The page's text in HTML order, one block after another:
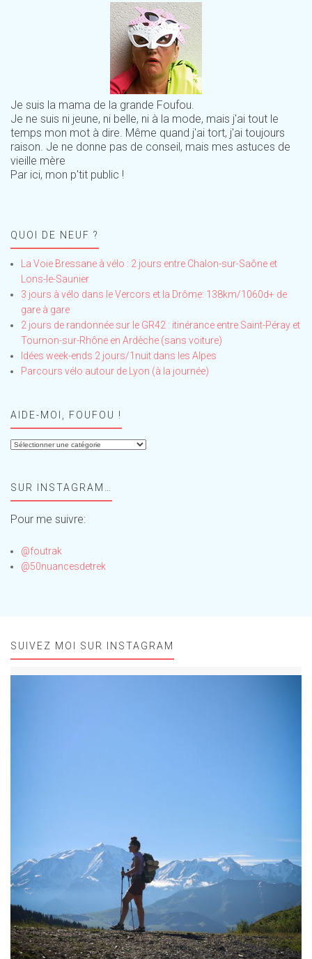
Je suis la mama de la grande Foufou.
Je ne suis ni jeune, ni belle, ni à la mode, mais j'ai tout le
temps mon mot à dire. Même quand j'ai tort, j'ai toujours
raison. Je ne donne pas de conseil, mais mes astuces de
vieille mère
Par ici, mon p'tit public !
QUOI DE NEUF ?
La Voie Bressane à vélo : 2 jours entre Chalon-sur-Saône et
Lons-le-Saunier
3 jours à vélo dans le Vercors et la Drôme: 138km/1060d+ de
gare à gare
2 jours de randonnée sur le GR42 : itinérance entre Saint-Péray et
Tournon-sur-Rhône en Ardèche (sans voiture)
Idées week-ends 2 jours/1nuit dans les Alpes
Parcours vélo autour de Lyon (à la journée)
AIDE-MOI, FOUFOU !
Aide-
!SUR INSTAGRAM…
Pour me suivre:
@foutrak
@50nuancesdetrek
SUIVEZ MOI SUR INSTAGRAM